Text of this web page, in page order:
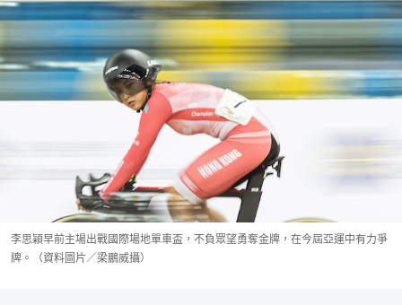
李思穎早前主場出戰國際場地單車盃，不負眾望勇奪金牌，在今屆亞運中有力爭
牌。（資料圖片／梁鵬威攝）